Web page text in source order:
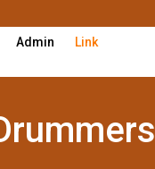
Admin
Link